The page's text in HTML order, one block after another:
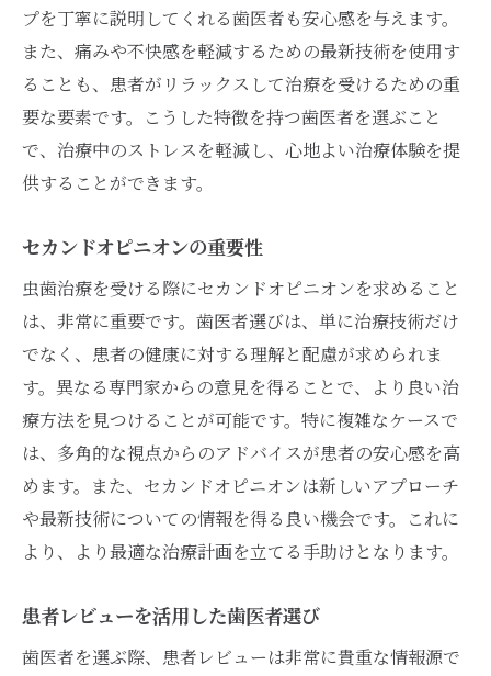
プを丁寧に説明してくれる歯医者も安心感を与えます。
また、痛みや不快感を軽減するための最新技術を使用す
ることも、患者がリラックスして治療を受けるための重
要な要素です。こうした特徴を持つ歯医者を選ぶこと
で、治療中のストレスを軽減し、心地よい治療体験を提
供することができます。
セカンドオピニオンの重要性
虫歯治療を受ける際にセカンドオピニオンを求めること
は、非常に重要です。歯医者選びは、単に治療技術だけ
でなく、患者の健康に対する理解と配慮が求められま
す。異なる専門家からの意見を得ることで、より良い治
療方法を見つけることが可能です。特に複雑なケースで
は、多角的な視点からのアドバイスが患者の安心感を高
めます。また、セカンドオピニオンは新しいアプローチ
や最新技術についての情報を得る良い機会です。これに
より、より最適な治療計画を立てる手助けとなります。
患者レビューを活用した歯医者選び
歯医者を選ぶ際、患者レビューは非常に貴重な情報源で